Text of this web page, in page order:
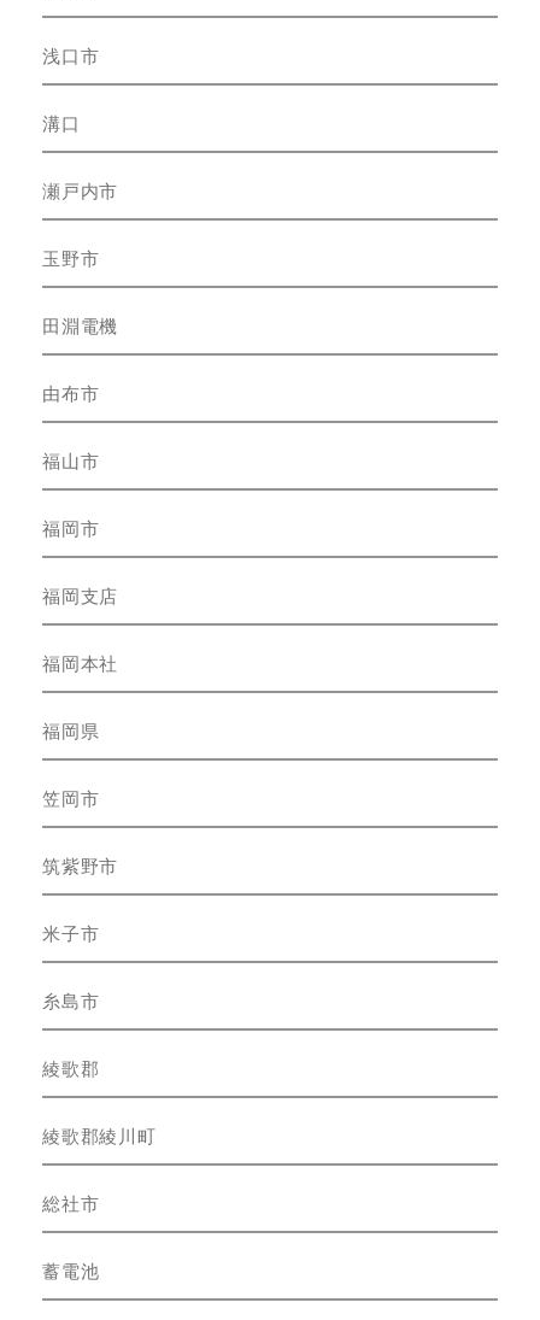
浅口市
溝口
瀬戸内市
玉野市
田淵電機
由布市
福山市
福岡市
福岡支店
福岡本社
福岡県
笠岡市
筑紫野市
米子市
糸島市
綾歌郡
綾歌郡綾川町
総社市
蓄電池